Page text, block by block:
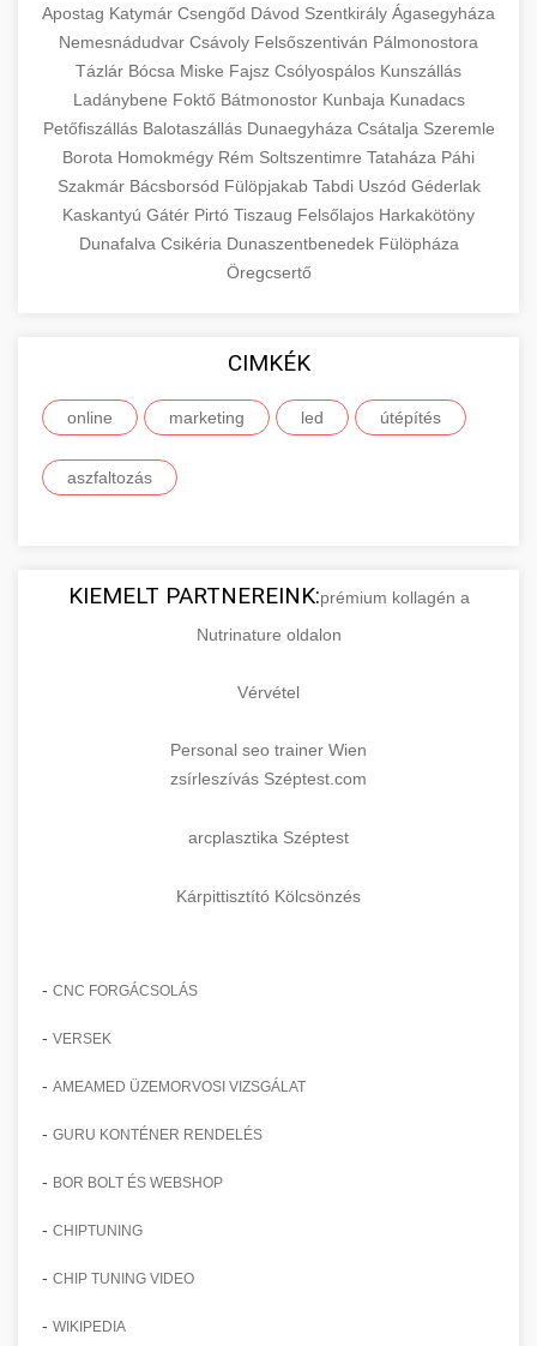
Apostag Katymár Csengőd Dávod Szentkirály Ágasegyháza
Nemesnádudvar Csávoly Felsőszentiván Pálmonostora
Tázlár Bócsa Miske Fajsz Csólyospálos Kunszállás
Ladánybene Foktő Bátmonostor Kunbaja Kunadacs
Petőfiszállás Balotaszállás Dunaegyháza Csátalja Szeremle
Borota Homokmégy Rém Soltszentimre Tataháza Páhi
Szakmár Bácsborsód Fülöpjakab Tabdi Uszód Géderlak
Kaskantyú Gátér Pirtó Tiszaug Felsőlajos Harkakötöny
Dunafalva Csikéria Dunaszentbenedek Fülöpháza
Öregcsertő
CIMKÉK
online marketing led útépítés
aszfaltozás
KIEMELT PARTNEREINK:prémium kollagén a
Nutrinature oldalon
Vérvétel
Personal seo trainer Wien
zsírleszívás Széptest.com
arcplasztika Széptest
Kárpittisztító Kölcsönzés
- CNC FORGÁCSOLÁS
- VERSEK
- AMEAMED ÜZEMORVOSI VIZSGÁLAT
- GURU KONTÉNER RENDELÉS
- BOR BOLT ÉS WEBSHOP
- CHIPTUNING
- CHIP TUNING VIDEO
- WIKIPEDIA